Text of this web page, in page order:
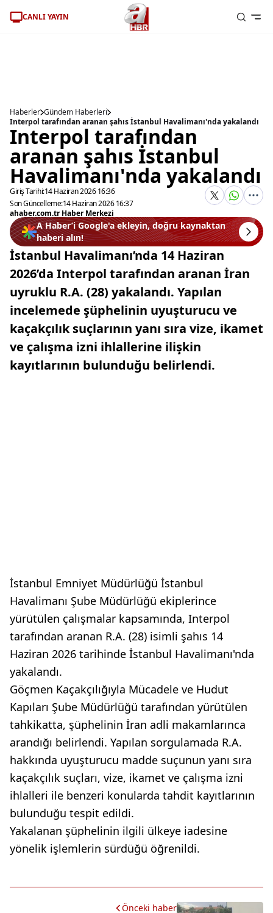
CANLI YAYIN
Haberler Gündem Haberleri
Interpol tarafından aranan şahıs İstanbul Havalimanı'nda yakalandı
Interpol tarafından
aranan şahıs İstanbul
Havalimanı'nda yakalandı
Giriş Tarihi:14 Haziran 2026 16:36
Son Güncelleme:14 Haziran 2026 16:37
ahaber.com.tr Haber Merkezi
A Haber’i Google'a ekleyin, doğru kaynaktan
haberi alın!
İstanbul Havalimanı’nda 14 Haziran
2026’da Interpol tarafından aranan İran
uyruklu R.A. (28) yakalandı. Yapılan
incelemede şüphelinin uyuşturucu ve
kaçakçılık suçlarının yanı sıra vize, ikamet
ve çalışma izni ihlallerine ilişkin
kayıtlarının bulunduğu belirlendi.
İstanbul Emniyet Müdürlüğü İstanbul
Havalimanı Şube Müdürlüğü ekiplerince
yürütülen çalışmalar kapsamında, Interpol
tarafından aranan R.A. (28) isimli şahıs 14
Haziran 2026 tarihinde İstanbul Havalimanı'nda
yakalandı.
Göçmen Kaçakçılığıyla Mücadele ve Hudut
Kapıları Şube Müdürlüğü tarafından yürütülen
tahkikatta, şüphelinin İran adli makamlarınca
arandığı belirlendi. Yapılan sorgulamada R.A.
hakkında uyuşturucu madde suçunun yanı sıra
kaçakçılık suçları, vize, ikamet ve çalışma izni
ihlalleri ile benzeri konularda tahdit kayıtlarının
bulunduğu tespit edildi.
Yakalanan şüphelinin ilgili ülkeye iadesine
yönelik işlemlerin sürdüğü öğrenildi.
Önceki haber